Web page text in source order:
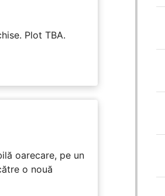
Plot TBA.
oarecare, pe un
o nouă